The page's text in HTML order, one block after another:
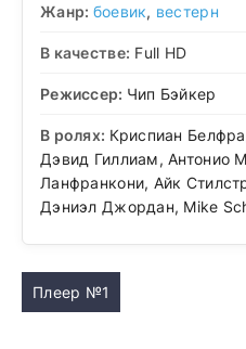
Жанр: боевик, вестерн
В качестве: Full HD
Режиссер: Чип Бэйкер
В ролях: Криспиан
Дэвид Гиллиам, Антонио
Ланфранкони, Айк
Дэниэл Джордан, Mike
Плеер №1